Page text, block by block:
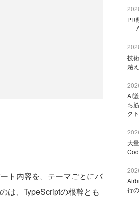
ト内容を、テーマごとにバ
は、TypeScriptの根幹とも
PR
技
越
AI
ち
ク
大
行